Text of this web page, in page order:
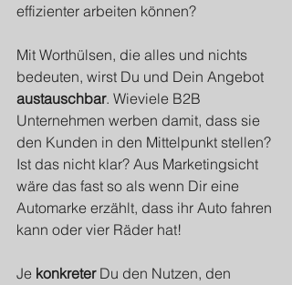
effizienter arbeiten können?
Mit Worthülsen, die alles und nichts
bedeuten, wirst Du und Dein Angebot
austauschbar. Wieviele B2B
Unternehmen werben damit, dass sie
den Kunden in den Mittelpunkt stellen?
Ist das nicht klar? Aus Marketingsicht
wäre das fast so als wenn Dir eine
Automarke erzählt, dass ihr Auto fahren
kann oder vier Räder hat!
Je konkreter Du den Nutzen, den